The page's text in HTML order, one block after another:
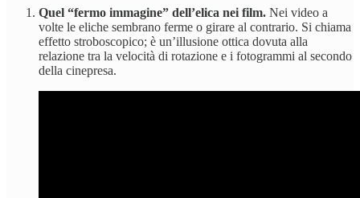
Quel “fermo immagine” dell’elica nei film. Nei video a
volte le eliche sembrano ferme o girare al contrario. Si chiama
effetto stroboscopico; è un’illusione ottica dovuta alla
relazione tra la velocità di rotazione e i fotogrammi al secondo
della cinepresa.